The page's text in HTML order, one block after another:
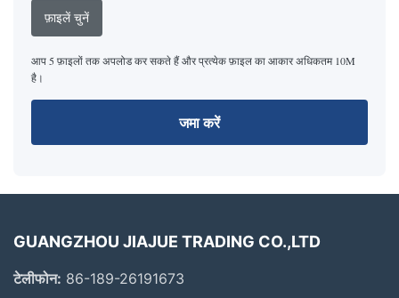
फ़ाइलें चुनें
आप 5 फ़ाइलों तक अपलोड कर सकते हैं और प्रत्येक फ़ाइल का आकार अधिकतम 10M
है।
जमा करें
GUANGZHOU JIAJUE TRADING CO.,LTD
टेलीफोन: 86-189-26191673